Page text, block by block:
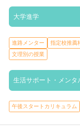
大学進学
進路メンター 指定校推薦
文理別の授業
生活サポート・メンタ
午後スタートカリキュラム